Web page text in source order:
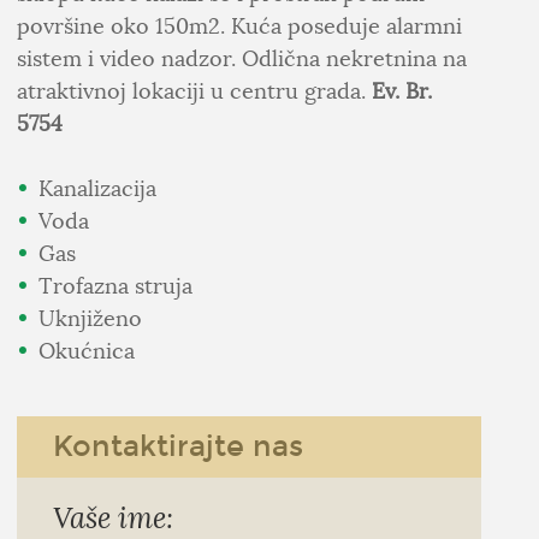
površine oko 150m2. Kuća poseduje alarmni
sistem i video nadzor. Odlična nekretnina na
atraktivnoj lokaciji u centru grada. Ev. Br.
5754
Kanalizacija
Voda
Gas
Trofazna struja
Uknjiženo
Okućnica
Kontaktirajte nas
Vaše ime: